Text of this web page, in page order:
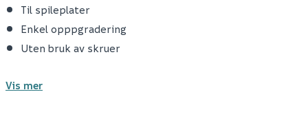
Til spileplater
Enkel opppgradering
Uten bruk av skruer
Vis mer